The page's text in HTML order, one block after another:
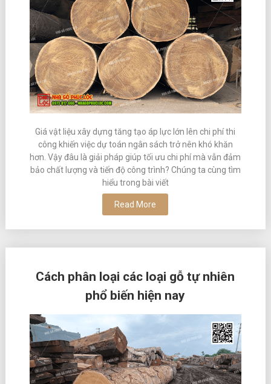
Giá vật liệu xây dựng tăng tạo áp lực lớn lên chi phí thi
công khiến việc dự toán ngân sách trở nên khó khăn
hơn. Vậy đâu là giải pháp giúp tối ưu chi phí mà vẫn đảm
bảo chất lượng và tiến độ công trình? Chúng ta cùng tìm
hiểu trong bài viết
Read More
Cách phân loại các loại gỗ tự nhiên
phổ biến hiện nay